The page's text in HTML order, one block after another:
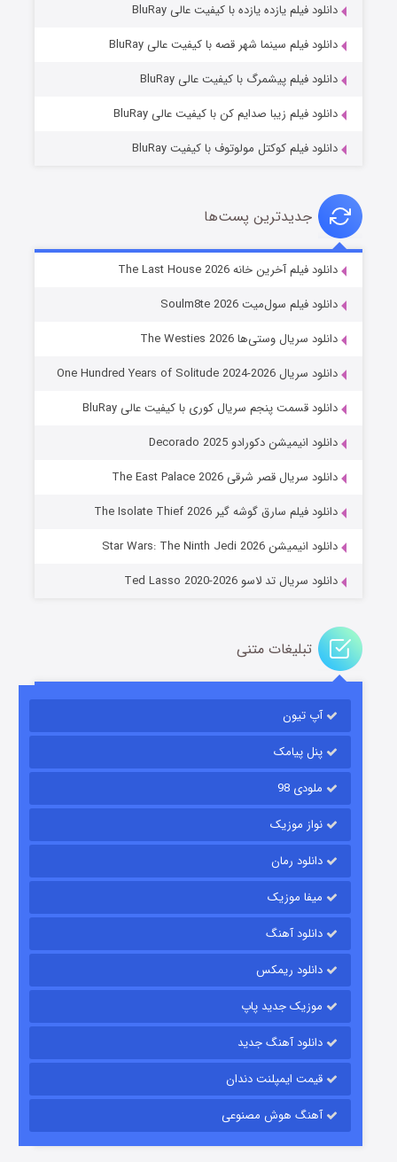
شوگر فصل ۲
قسمت ۶ (زیرنویس)
باب اسفنجی فصل ۱۷
قسمت
دانلود فیلم یازده یازده با کیفیت عالی BluRay
دانلود فیلم سینما شهر قصه با کیفیت عالی BluRay
دانلود فیلم پیشمرگ با کیفیت عالی BluRay
دانلود فیلم زیبا صدایم کن با کیفیت عالی BluRay
دانلود فیلم کوکتل مولوتوف با کیفیت BluRay
جدیدترین پست‌ها
دانلود فیلم آخرین خانه The Last House 2026
دانلود فیلم سول‌میت Soulm8te 2026
دانلود سریال وستی‌ها The Westies 2026
دانلود سریال One Hundred Years of Solitude 2024-2026
دانلود قسمت پنجم سریال کوری با کیفیت عالی BluRay
دانلود انیمیشن دکورادو Decorado 2025
دانلود سریال قصر شرقی The East Palace 2026
دانلود فیلم سارق گوشه گیر The Isolate Thief 2026
دانلود انیمیشن Star Wars: The Ninth Jedi 2026
دانلود سریال تد لاسو Ted Lasso 2020-2026
تبلیغات متنی
آپ تیون
پنل پیامک
ملودی 98
نواز موزیک
دانلود رمان
میفا موزیک
دانلود آهنگ
دانلود ریمکس
موزیک جدید پاپ
دانلود آهنگ جدید
قیمت ایمپلنت دندان
آهنگ هوش مصنوعی